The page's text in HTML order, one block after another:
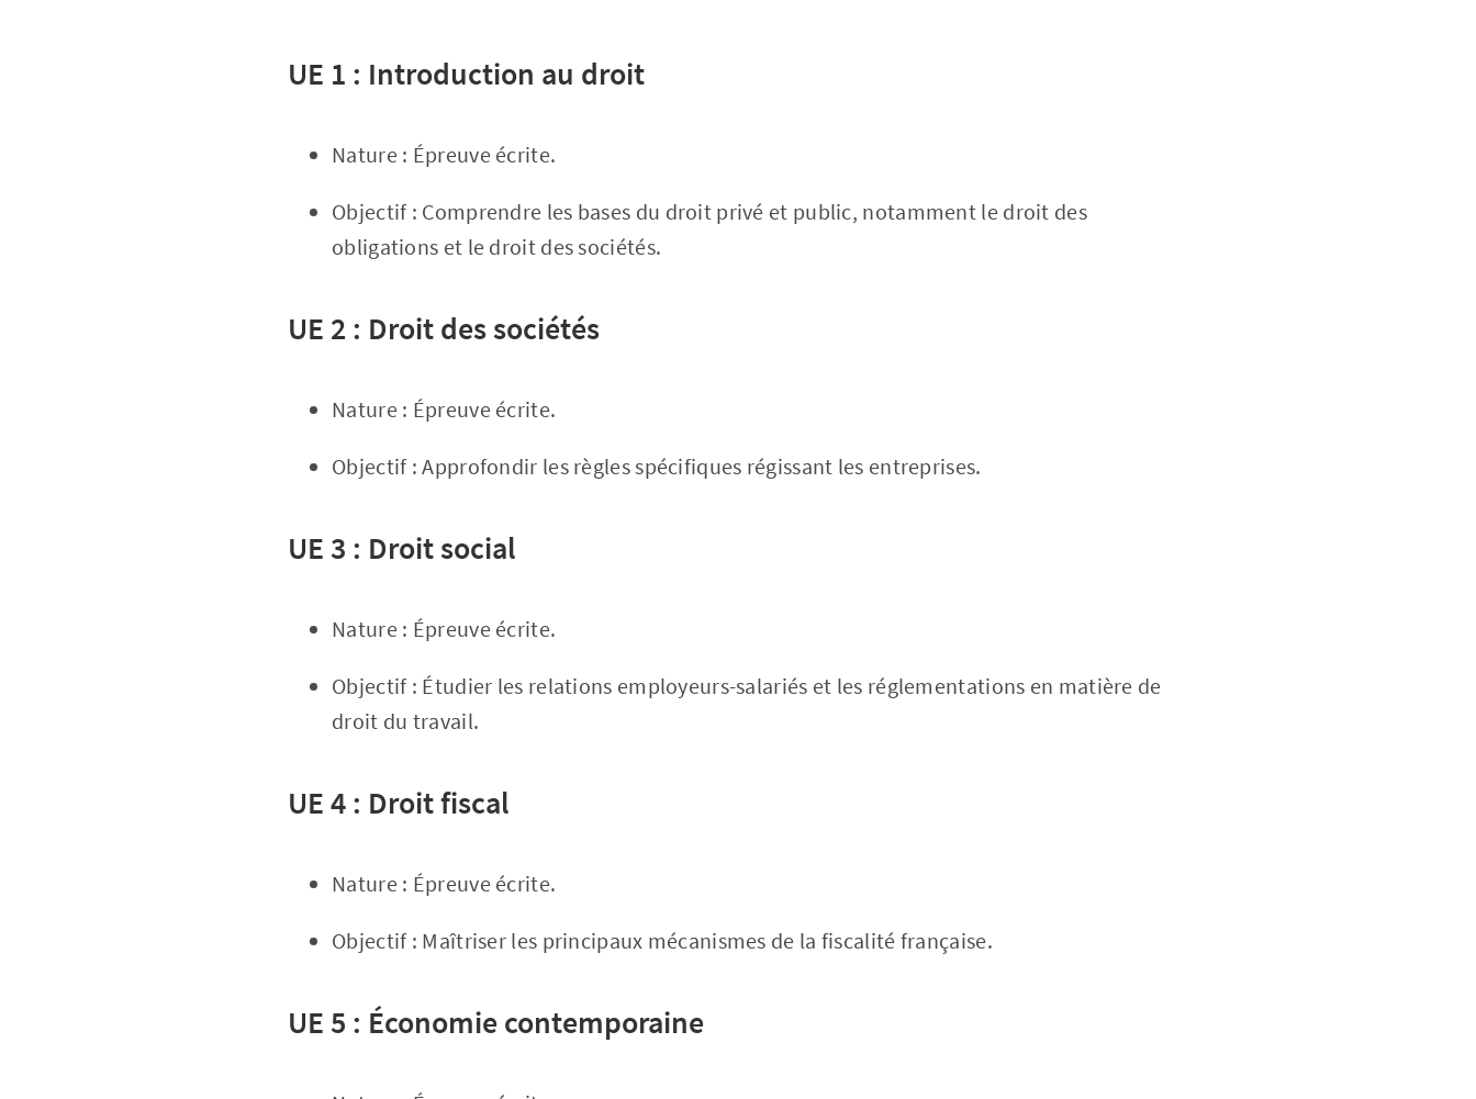
UE 1 : Introduction au droit
Nature : Épreuve écrite.
Objectif : Comprendre les bases du droit privé et public, notamment le droit des
obligations et le droit des sociétés.
UE 2 : Droit des sociétés
Nature : Épreuve écrite.
Objectif : Approfondir les règles spécifiques régissant les entreprises.
UE 3 : Droit social
Nature : Épreuve écrite.
Objectif : Étudier les relations employeurs-salariés et les réglementations en matière de
droit du travail.
UE 4 : Droit fiscal
Nature : Épreuve écrite.
Objectif : Maîtriser les principaux mécanismes de la fiscalité française.
UE 5 : Économie contemporaine